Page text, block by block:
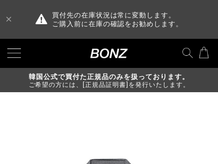
買付先の在庫状況は常に変動します。
ご購入前に在庫の確認をお勧めします。
韓国公式で買付た正規品のみを扱っております。
ご希望の方には、[正規品証明書]を発行いたします。